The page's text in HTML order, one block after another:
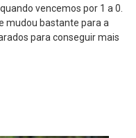
vencemos por 1 a 0.
mudou bastante para a
para conseguir mais